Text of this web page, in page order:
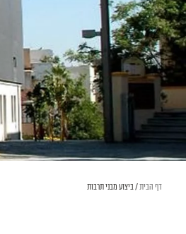
דף הבית/ביצוע מבני תרבות